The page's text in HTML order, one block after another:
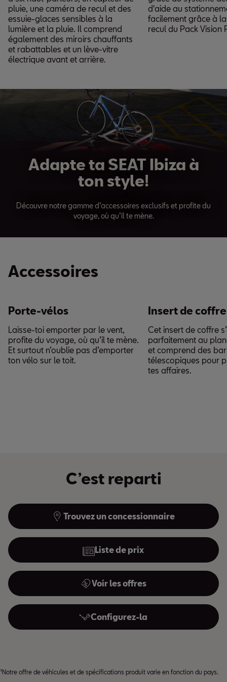
pluie, une caméra de recul et des
essuie-glaces sensibles à la
lumière et la pluie. Il comprend
également des miroirs chauffants
et rabattables et un lève-vitre
électrique avant et arrière.
d'aide au
facilement grâce à
recul du Pack Vision
Adapte ta SEAT Ibiza à
ton style!
Découvre notre gamme d’accessoires exclusifs et profite du
voyage, où qu’il te mène.
Accessoires
Porte-vélos
Laisse-toi emporter par le vent,
profite du voyage, où qu’il te mène.
Et surtout n’oublie pas d’emporter
ton vélo sur le toit.
Insert de coffre
Cet insert de coffre
parfaitement au
et comprend des
télescopiques pour
tes affaires.
C’est reparti
Trouvez un concessionnaire
Liste de prix
Voir les offres
Configurez-la
¹Notre offre de véhicules et de spécifications produit varie en fonction du pays.